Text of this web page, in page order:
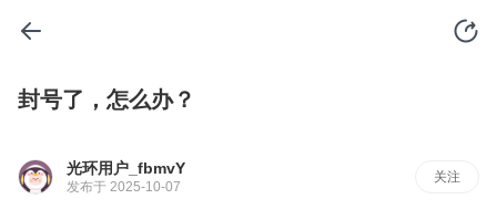
封号了，怎么办？
光环用户_fbmvY
发布于 2025-10-07
关注